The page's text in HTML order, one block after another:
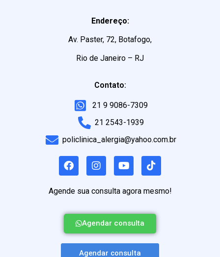
Endereço:
Av. Paster, 72, Botafogo,
Rio de Janeiro – RJ
Contato:
21 9 9086-7309
21 2543-1939
policlinica_alergia@yahoo.com.br
Agende sua consulta agora mesmo!
Agendar consulta